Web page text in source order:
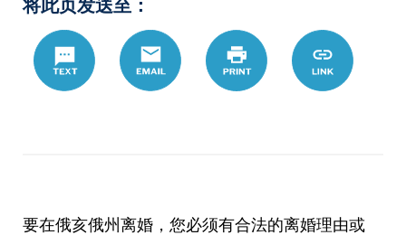
将此页发送至：
Text
Email Print
https://
hans/
Link
要在俄亥俄州离婚，您必须有合法的离婚理由或